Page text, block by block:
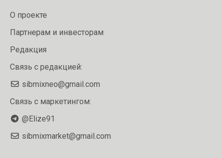
О проекте
Партнерам и инвесторам
Редакция
Связь с редакцией:
sibmixneo@gmail.com
Связь с маркетингом:
@Elize91
sibmixmarket@gmail.com